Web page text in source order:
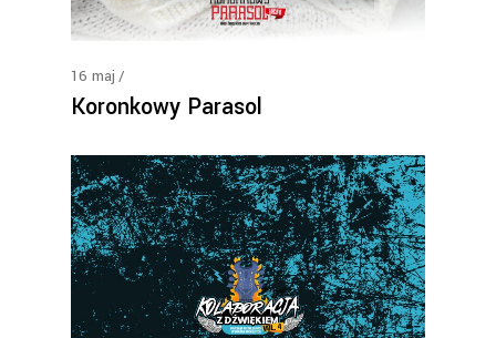
16 maj
Koronkowy Parasol